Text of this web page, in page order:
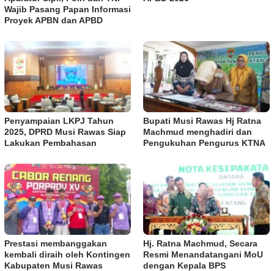
Wajib Pasang Papan Informasi
Proyek APBN dan APBD
Penyampaian LKPJ Tahun
2025, DPRD Musi Rawas Siap
Lakukan Pembahasan
Bupati Musi Rawas Hj Ratna
Machmud menghadiri dan
Pengukuhan Pengurus KTNA
Prestasi membanggakan
kembali diraih oleh Kontingen
Kabupaten Musi Rawas
Hj. Ratna Machmud, Secara
Resmi Menandatangani MoU
dengan Kepala BPS